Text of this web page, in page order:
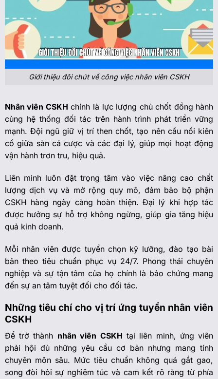
Giới thiệu đôi chút về công việc nhân viên CSKH
Nhân viên CSKH chính là lực lượng chủ chốt đồng hành
cùng hệ thống đối tác trên hành trình phát triển vững
mạnh. Đội ngũ giữ vị trí then chốt, tạo nên cầu nối kiên
cố giữa sàn cá cược và các đại lý, giúp mọi hoạt động
vận hành trơn tru, hiệu quả.
Liên minh luôn đặt trọng tâm vào việc nâng cao chất
lượng dịch vụ và mở rộng quy mô, đảm bảo bộ phận
CSKH hàng ngày càng hoàn thiện. Đại lý khi hợp tác
được hưởng sự hỗ trợ không ngừng, giúp gia tăng hiệu
quả kinh doanh.
Mỗi nhân viên được tuyển chọn kỹ lưỡng, đào tạo bài
bản theo tiêu chuẩn phục vụ 24/7. Phong thái chuyên
nghiệp và sự tận tâm của họ chính là bảo chứng mang
đến sự an tâm tuyệt đối cho đối tác.
Những tiêu chí cho vị trí ứng tuyển nhân viên
CSKH
Để trở thành nhân viên CSKH tại liên minh, ứng viên
phải hội đủ những yêu cầu cơ bản nhưng mang tính
chuyên môn sâu. Mức tiêu chuẩn không quá gắt gao,
song đòi hỏi sự nghiêm túc và cam kết rõ ràng từ phía